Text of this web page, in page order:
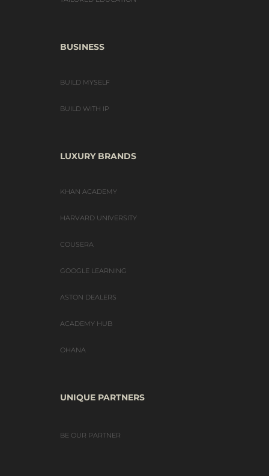
BUSINESS
BUILD MYSELF
BUILD WITH IP
LUXURY BRANDS
KHAN ACADEMY
HARVARD UNIVERSITY
COUSERA
GOOGLE LEARNING
ASTON DEALERS
ACADEMY HUB
OHANA
UNIQUE PARTNERS
BE OUR PARTNER